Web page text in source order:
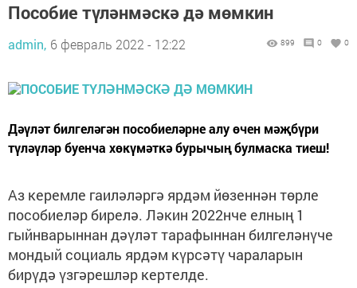
Пособие түләнмәскә дә мөмкин
admin, 6 февраль 2022 - 12:22 899 0 0
Дәүләт билгеләгән пособиеләрне алу өчен мәҗбүри
түләүләр буенча хөкүмәткә бурычың булмаска тиеш!
Аз керемле гаиләләргә ярдәм йөзеннән төрле
пособиеләр бирелә. Ләкин 2022нче елның 1
гыйнва­рыннан дәүләт тарафыннан билгеләнүче
мондый соци­аль ярдәм күрсәтү чарала­рын
бирүдә үзгәрешләр кер­телде.